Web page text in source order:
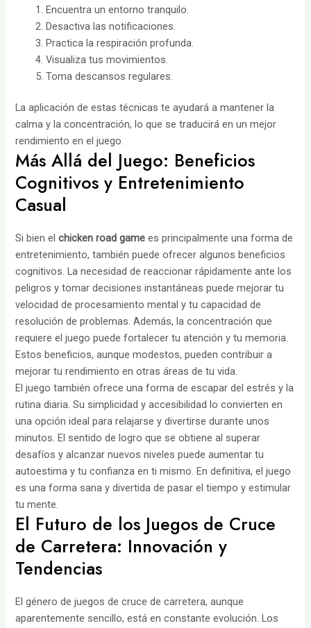
Encuentra un entorno tranquilo.
Desactiva las notificaciones.
Practica la respiración profunda.
Visualiza tus movimientos.
Toma descansos regulares.
La aplicación de estas técnicas te ayudará a mantener la
calma y la concentración, lo que se traducirá en un mejor
rendimiento en el juego.
Más Allá del Juego: Beneficios
Cognitivos y Entretenimiento
Casual
Si bien elchicken road game es principalmente una forma de
entretenimiento, también puede ofrecer algunos beneficios
cognitivos. La necesidad de reaccionar rápidamente ante los
peligros y tomar decisiones instantáneas puede mejorar tu
velocidad de procesamiento mental y tu capacidad de
resolución de problemas. Además, la concentración que
requiere el juego puede fortalecer tu atención y tu memoria.
Estos beneficios, aunque modestos, pueden contribuir a
mejorar tu rendimiento en otras áreas de tu vida.
El juego también ofrece una forma de escapar del estrés y la
rutina diaria. Su simplicidad y accesibilidad lo convierten en
una opción ideal para relajarse y divertirse durante unos
minutos. El sentido de logro que se obtiene al superar
desafíos y alcanzar nuevos niveles puede aumentar tu
autoestima y tu confianza en ti mismo. En definitiva, el juego
es una forma sana y divertida de pasar el tiempo y estimular
tu mente.
El Futuro de los Juegos de Cruce
de Carretera: Innovación y
Tendencias
El género de juegos de cruce de carretera, aunque
aparentemente sencillo, está en constante evolución. Los